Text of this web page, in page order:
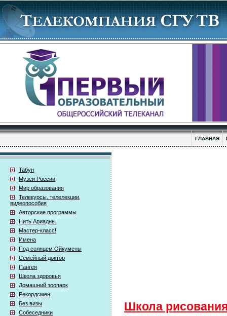
ГЛАВНАЯ
Табун
Музеи России
Мир образования
Телекурсы, телелекции,
видеопособия
Авторские программы
Нить Ариадны
Мастер-класс!
Имена
Под солнцем Ойкумены
Семейный доктор
Пангея
Школа здоровья
Домашний зоопарк
Рекордсмен
Без визы
Собеседники
Школа